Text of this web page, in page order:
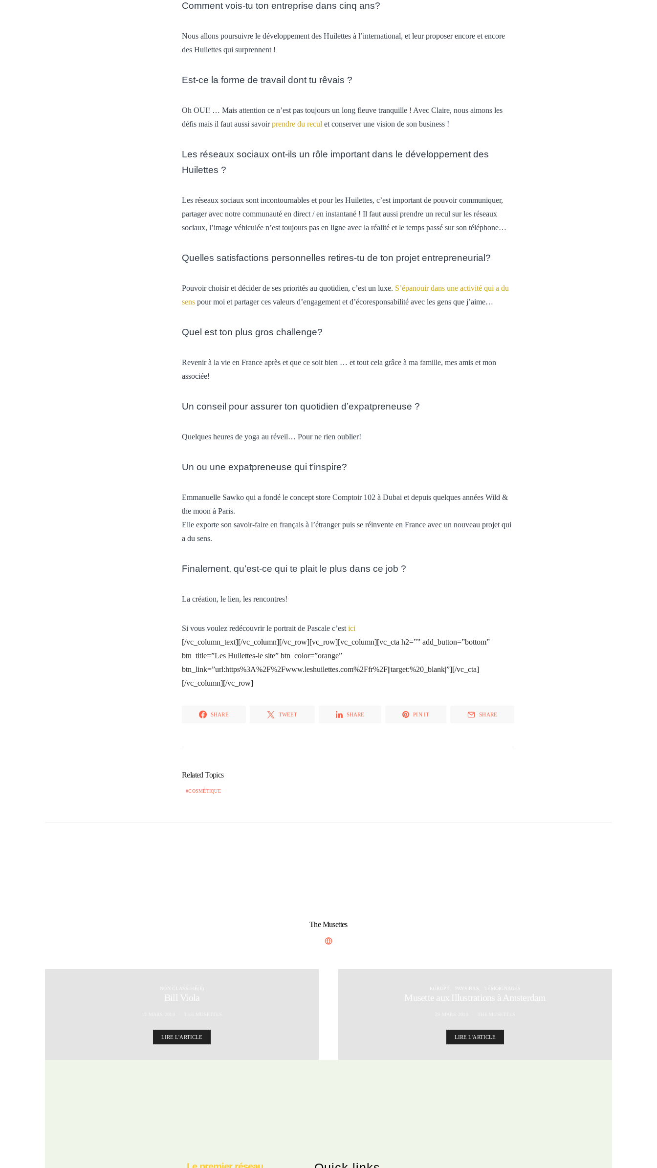
Comment vois-tu ton entreprise dans cinq ans?
Nous allons poursuivre le développement des Huilettes à l’international, et leur proposer encore et encore
des Huilettes qui surprennent !
Est-ce la forme de travail dont tu rêvais ?
Oh OUI! … Mais attention ce n’est pas toujours un long fleuve tranquille ! Avec Claire, nous aimons les
défis mais il faut aussi savoirprendre du recul et conserver une vision de son business !
Les réseaux sociaux ont-ils un rôle important dans le développement des
Huilettes ?
Les réseaux sociaux sont incontournables et pour les Huilettes, c’est important de pouvoir communiquer,
partager avec notre communauté en direct / en instantané ! Il faut aussi prendre un recul sur les réseaux
sociaux, l’image véhiculée n’est toujours pas en ligne avec la réalité et le temps passé sur son téléphone…
Quelles satisfactions personnelles retires-tu de ton projet entrepreneurial?
Pouvoir choisir et décider de ses priorités au quotidien, c’est un luxe. S’épanouir dans une activité qui a du
sens pour moi et partager ces valeurs d’engagement et d’écoresponsabilité avec les gens que j’aime…
Quel est ton plus gros challenge?
Revenir à la vie en France après et que ce soit bien … et tout cela grâce à ma famille, mes amis et mon
associée!
Un conseil pour assurer ton quotidien d’expatpreneuse ?
Quelques heures de yoga au réveil… Pour ne rien oublier!
Un ou une expatpreneuse qui t’inspire?
Emmanuelle Sawko qui a fondé le concept store Comptoir 102 à Dubai et depuis quelques années Wild &
the moon à Paris.
Elle exporte son savoir-faire en français à l’étranger puis se réinvente en France avec un nouveau projet qui
a du sens.
Finalement, qu’est-ce qui te plait le plus dans ce job ?
La création, le lien, les rencontres!
Si vous voulez redécouvrir le portrait de Pascale c’est ici
[/vc_column_text][/vc_column][/vc_row][vc_row][vc_column][vc_cta h2=”” add_button=”bottom”
btn_title=”Les Huilettes-le site” btn_color=”orange”
btn_link=”url:https%3A%2F%2Fwww.leshuilettes.com%2Ffr%2F||target:%20_blank|”][/vc_cta]
[/vc_column][/vc_row]
SHARE TWEET SHARE PIN IT SHARE
Related Topics
COSMÉTIQUE
The Musettes
NON CLASSIFIÉ(E)
Bill Viola
LIRE L'ARTICLE
EUROPE PAYS-BAS TÉMOIGNAGES
Musette aux Illustrations à Amsterdam
LIRE L'ARTICLE